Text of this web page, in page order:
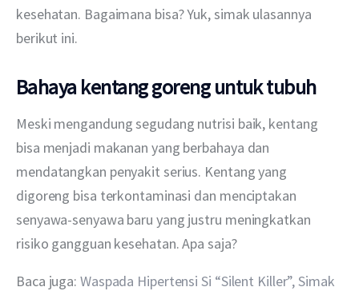
kesehatan. Bagaimana bisa? Yuk, simak ulasannya
berikut ini.
Bahaya kentang goreng untuk tubuh
Meski mengandung segudang nutrisi baik, kentang
bisa menjadi makanan yang berbahaya dan
mendatangkan penyakit serius. Kentang yang
digoreng bisa terkontaminasi dan menciptakan
senyawa-senyawa baru yang justru meningkatkan
risiko gangguan kesehatan. Apa saja?
Baca juga: Waspada Hipertensi Si “Silent Killer”, Simak